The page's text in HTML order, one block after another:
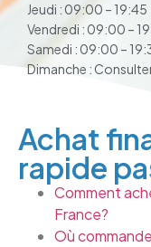
Jeudi : 09:00 – 19:45
Vendredi : 09:00 –
Samedi : 09:00 –
Dimanche :
Achat
rapide
Comment
France?
Où